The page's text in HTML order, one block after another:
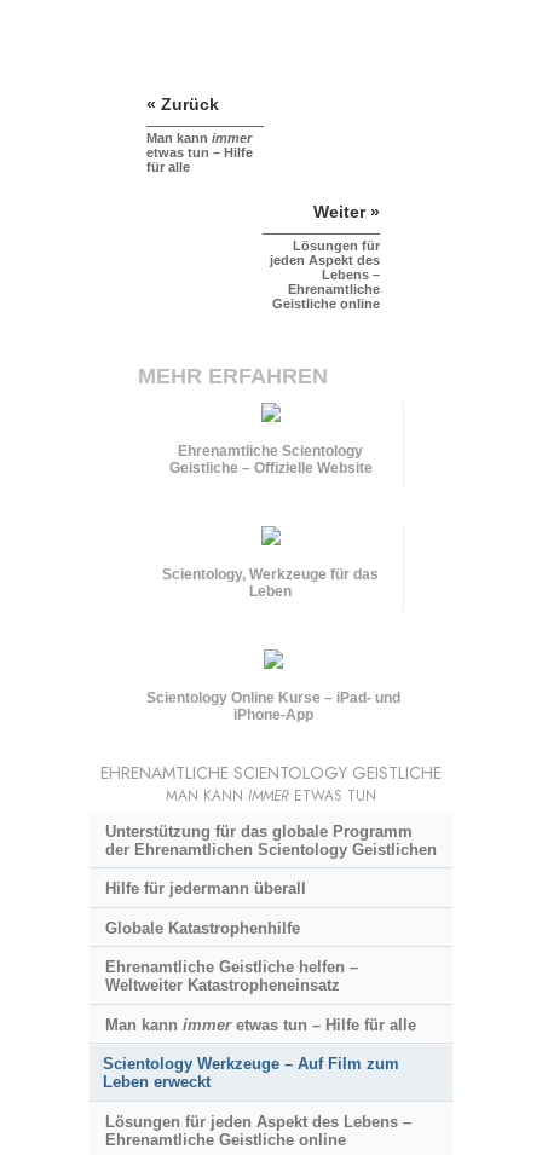
« Zurück
Man kann immer
etwas tun – Hilfe
für alle
Weiter »
Lösungen für
jeden Aspekt des
Lebens –
Ehrenamtliche
Geistliche online
MEHR ERFAHREN
Ehrenamtliche Scientology
Geistliche – Offizielle Website
Scientology, Werkzeuge für das
Leben
Scientology Online Kurse – iPad- und
iPhone-App
EHRENAMTLICHE SCIENTOLOGY GEISTLICHE
MAN KANN IMMER ETWAS TUN
Unterstützung für das globale Programm
der Ehrenamtlichen Scientology Geistlichen
Hilfe für jedermann überall
Globale Katastrophenhilfe
Ehrenamtliche Geistliche helfen –
Weltweiter Katastropheneinsatz
Man kann immeretwas tun – Hilfe für alle
Scientology Werkzeuge – Auf Film zum
Leben erweckt
Lösungen für jeden Aspekt des Lebens –
Ehrenamtliche Geistliche online